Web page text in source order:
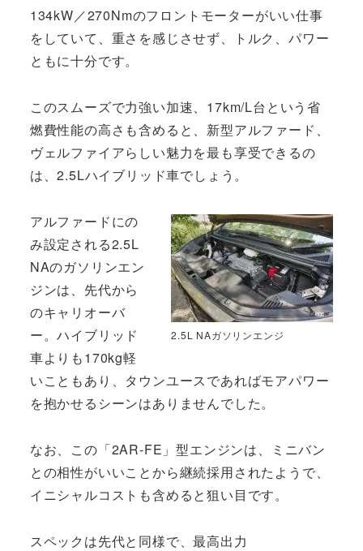
134kW／270Nmのフロントモーターがいい仕事
をしていて、重さを感じさせず、トルク、パワー
ともに十分です。
このスムーズで力強い加速、17km/L台という省
燃費性能の高さも含めると、新型アルファード、
ヴェルファイアらしい魅力を最も享受できるの
は、2.5Lハイブリッド車でしょう。
2.5L NAガソリンエンジ
アルファードにの
み設定される2.5L
NAのガソリンエン
ジンは、先代から
のキャリオーバ
ー。ハイブリッド
車よりも170kg軽
いこともあり、タウンユースであればモアパワー
を抱かせるシーンはありませんでした。
なお、この「2AR-FE」型エンジンは、ミニバン
との相性がいいことから継続採用されたようで、
イニシャルコストも含めると狙い目です。
スペックは先代と同様で、最高出力